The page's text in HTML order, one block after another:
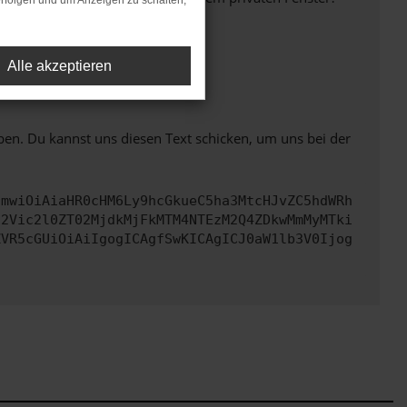
mehr unterstützt werden.
Du kannst uns diesen Text schicken, um uns bei der
Alle akzeptieren